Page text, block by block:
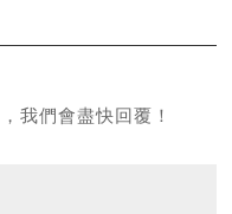
我們會盡快回覆！